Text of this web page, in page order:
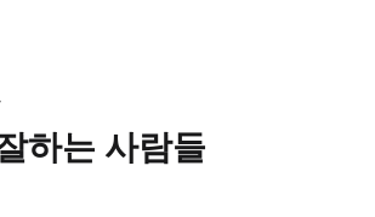
하는 사람들